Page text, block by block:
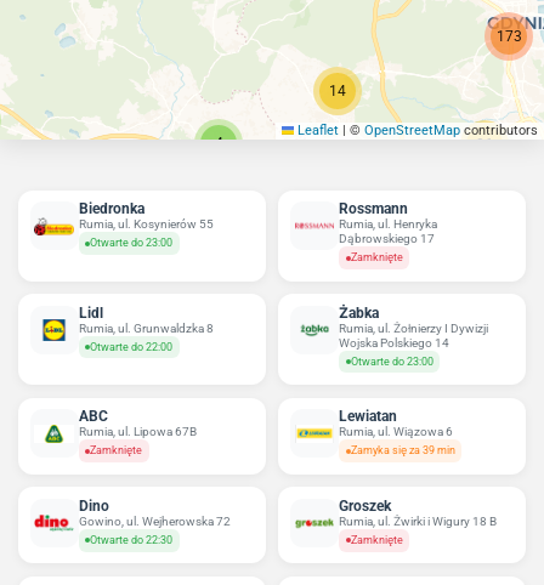
14
4
173
86
Leaflet | © OpenStreetMap contributors
Biedronka
Rumia, ul. Kosynierów 55
Otwarte do 23:00
Rossmann
Rumia, ul. Henryka
Dąbrowskiego 17
Zamknięte
Lidl
Rumia, ul. Grunwaldzka 8
Otwarte do 22:00
Żabka
Rumia, ul. Żołnierzy I Dywizji
Wojska Polskiego 14
Otwarte do 23:00
ABC
Rumia, ul. Lipowa 67B
Zamknięte
Lewiatan
Rumia, ul. Wiązowa 6
Zamyka się za 39 min
Dino
Gowino, ul. Wejherowska 72
Otwarte do 22:30
Groszek
Rumia, ul. Żwirki i Wigury 18 B
Zamknięte